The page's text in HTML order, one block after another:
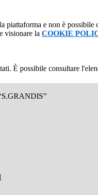
piattaforma e non è possibile
visionare la COOKIE
È possibile consultare